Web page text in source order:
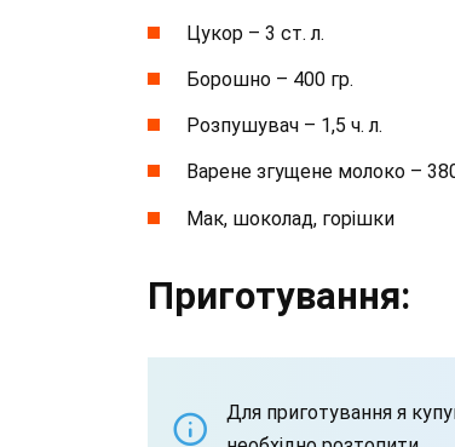
Цукор – 3 ст. л.
Борошно – 400 гр.
Розпушувач – 1,5 ч. л.
Варене згущене молоко –
Мак, шоколад, горішки
Приготування:
Для приготування я